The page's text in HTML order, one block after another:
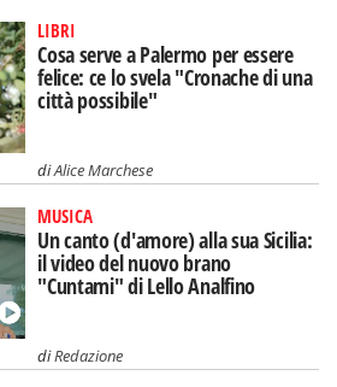
LIBRI
Cosa serve a Palermo per essere
felice: ce lo svela "Cronache di una
città possibile"
diAlice Marchese
MUSICA
Un canto (d'amore) alla sua Sicilia:
il video del nuovo brano
"Cuntami" di Lello Analfino
diRedazione